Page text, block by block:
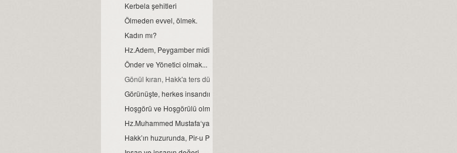
Kerbela şehitleri
Ölmeden evvel, ölmek.
Kadın mı?
Hz.Adem, Peygamber midir?
Önder ve Yönetici olmak...
Gönül kıran, Hakk'a ters düşer...
Görünüşte, herkes insandır fakat gerçek insan, hal ehli olandır…
Hoşgörü ve Hoşgörülü olmak…
Hz.Muhammed Mustafa‘ya ve Islam dinine saldırı…
Hakk’ın huzurunda, Pir-u Pak olmak…